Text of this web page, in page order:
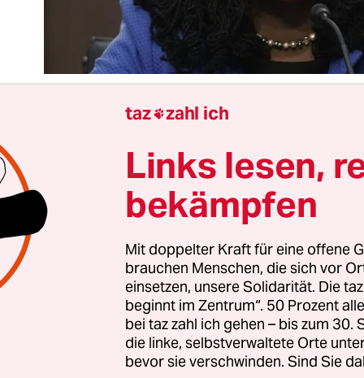
wird Ketanji Brown Jackson vom Senat als
Richterin am Obersten Gerichtshof der
auch wenn es im Justizausschuss gerade
De­mo­kra­t*in­nen und Re­pu­bli­ka­ne­r*in­nen
Richterin sich während der Anhörungen von
musste, schadet dem gesamten Justizsystem.
Frage der Besetzung des Supreme Court ist
Da der gespaltene Kongress immer weniger
Gesetzesreformen zuletzt oft über
taz zahl ich
Links lesen,
bekämpfen
Mit doppelter Kraft für eine offene
brauchen Menschen, die sich vor
einsetzen, unsere Solidarität. Die
beginnt im Zentrum“. 50 Prozent
bei taz zahl ich gehen – bis zum
die linke, selbstverwaltete Orte
bevor sie verschwinden. Sind Sie